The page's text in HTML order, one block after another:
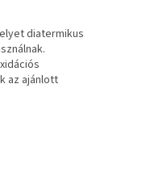
diatermikus
az ajánlott